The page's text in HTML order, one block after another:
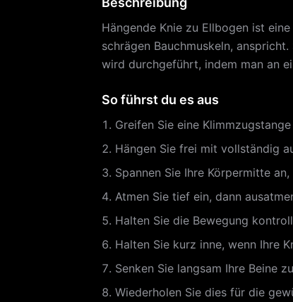
Hängende Knie zu Ellbogen ist
schrägen Bauchmuskeln,
wird durchgeführt, indem man an
So führst du es aus
Greifen Sie eine
Hängen Sie frei mit vollständig
Spannen Sie Ihre Körpermitte
Atmen Sie tief ein, dann
Halten Sie die Bewegung
Halten Sie kurz inne, wenn Ihre
Senken Sie langsam Ihre Beine
Wiederholen Sie dies für die